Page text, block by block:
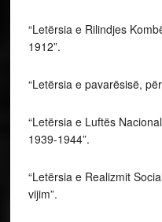
“Letërsia e Rilindjes
1912”.
“Letërsia e pavarësisë,
“Letërsia e Luftës
1939-1944”.
“Letërsia e Realizmit
vijim”.